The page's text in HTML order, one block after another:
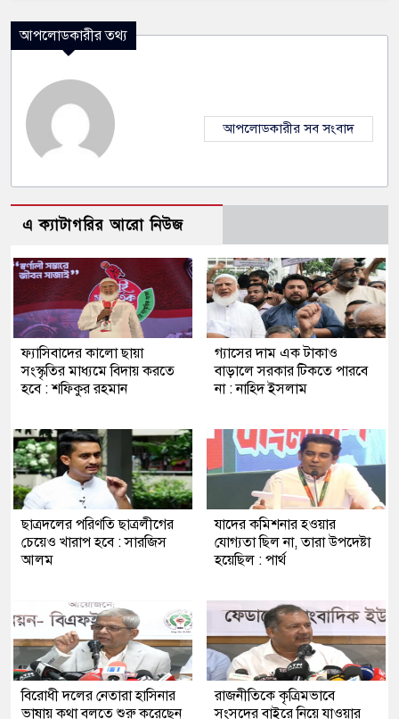
আপলোডকারীর তথ্য
আপলোডকারীর সব সংবাদ
এ ক্যাটাগরির আরো নিউজ
ফ্যাসিবাদের কালো ছায়া
সংস্কৃতির মাধ্যমে বিদায় করতে
হবে : শফিকুর রহমান
গ্যাসের দাম এক টাকাও
বাড়ালে সরকার টিকতে পারবে
না : নাহিদ ইসলাম
ছাত্রদলের পরিণতি ছাত্রলীগের
চেয়েও খারাপ হবে : সারজিস
আলম
যাদের কমিশনার হওয়ার
যোগ্যতা ছিল না, তারা উপদেষ্টা
হয়েছিল : পার্থ
বিরোধী দলের নেতারা হাসিনার
ভাষায় কথা বলতে শুরু করেছেন
রাজনীতিকে কৃত্রিমভাবে
সংসদের বাইরে নিয়ে যাওয়ার